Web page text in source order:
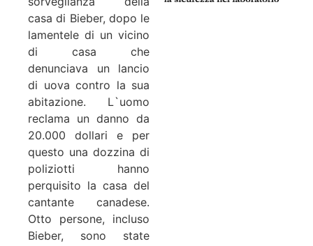
casa di Bieber, dopo le
lamentele di un vicino
di casa che
denunciava un lancio
di uova contro la sua
abitazione. L`uomo
reclama un danno da
20.000 dollari e per
questo una dozzina di
poliziotti hanno
perquisito la casa del
cantante canadese.
Otto persone, incluso
Bieber, sono state